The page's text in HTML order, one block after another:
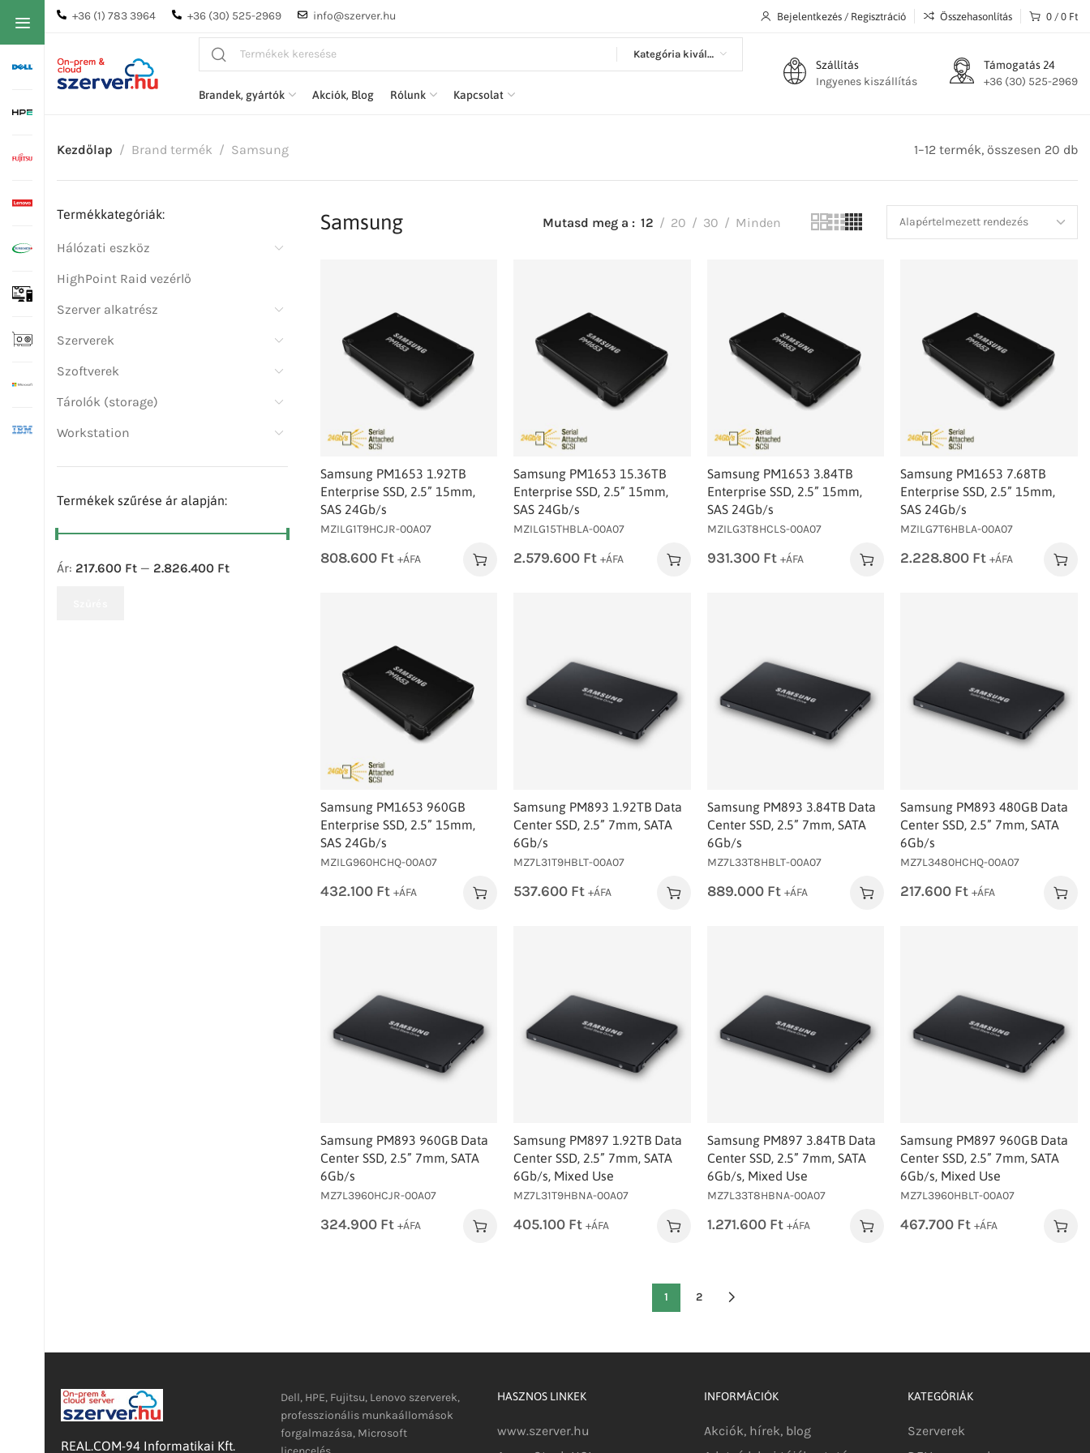
+36 (1) 783 3964 +36 (30) 525-2969 info@szerver.hu Bejelentkezés / Regisztráció Összehasonlítás 0 / 0 Ft
Kategória kiválasztása
Brandek, gyártók Akciók, Blog Rólunk Kapcsolat
Szállítás
Ingyenes kiszállítás
Támogatás 24
+36 (30) 525-2969
Kezdőlap Brand termék Samsung 1–12 termék, összesen 20 db
Termékkategóriák:
Hálózati eszköz
HighPoint Raid vezérlő
Szerver alkatrész
Szerverek
Szoftverek
Tárolók (storage)
Workstation
Termékek szűrése ár alapján:
Ár: 217.600 Ft — 2.826.400 Ft
Samsung Mutasd meg a 12 20 30 Minden
Samsung PM1653 1.92TB
Enterprise SSD, 2.5” 15mm,
SAS 24Gb/s
MZILG1T9HCJR-00A07
808.600 Ft +ÁFA
Samsung PM1653 15.36TB
Enterprise SSD, 2.5” 15mm,
SAS 24Gb/s
MZILG15THBLA-00A07
2.579.600 Ft +ÁFA
Samsung PM1653 3.84TB
Enterprise SSD, 2.5” 15mm,
SAS 24Gb/s
MZILG3T8HCLS-00A07
931.300 Ft +ÁFA
Samsung PM1653 7.68TB
Enterprise SSD, 2.5” 15mm,
SAS 24Gb/s
MZILG7T6HBLA-00A07
2.228.800 Ft +ÁFA
Samsung PM1653 960GB
Enterprise SSD, 2.5” 15mm,
SAS 24Gb/s
MZILG960HCHQ-00A07
432.100 Ft +ÁFA
Samsung PM893 1.92TB Data
Center SSD, 2.5” 7mm, SATA
6Gb/s
MZ7L31T9HBLT-00A07
537.600 Ft +ÁFA
Samsung PM893 3.84TB Data
Center SSD, 2.5” 7mm, SATA
6Gb/s
MZ7L33T8HBLT-00A07
889.000 Ft +ÁFA
Samsung PM893 480GB Data
Center SSD, 2.5” 7mm, SATA
6Gb/s
MZ7L3480HCHQ-00A07
217.600 Ft +ÁFA
Samsung PM893 960GB Data
Center SSD, 2.5” 7mm, SATA
6Gb/s
MZ7L3960HCJR-00A07
324.900 Ft +ÁFA
Samsung PM897 1.92TB Data
Center SSD, 2.5” 7mm, SATA
6Gb/s, Mixed Use
MZ7L31T9HBNA-00A07
405.100 Ft +ÁFA
Samsung PM897 3.84TB Data
Center SSD, 2.5” 7mm, SATA
6Gb/s, Mixed Use
MZ7L33T8HBNA-00A07
1.271.600 Ft +ÁFA
Samsung PM897 960GB Data
Center SSD, 2.5” 7mm, SATA
6Gb/s, Mixed Use
MZ7L3960HBLT-00A07
467.700 Ft +ÁFA
1 2
REAL.COM-94 Informatikai Kft.
Dell, HPE, Fujitsu, Lenovo szerverek,
professzionális munkaállomások
forgalmazása, Microsoft
HASZNOS LINKEK
www.szerver.hu
INFORMÁCIÓK
Akciók, hírek, blog
KATEGÓRIÁK
Szerverek